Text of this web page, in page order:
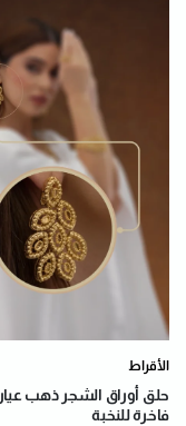
الأقراط
فاخرة للنخبة